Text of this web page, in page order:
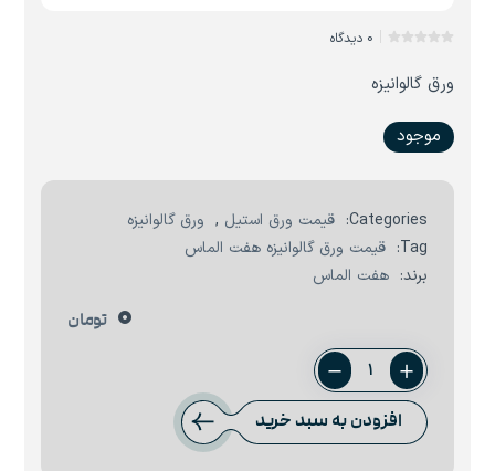
0 دیدگاه
ورق گالوانیزه
موجود
Categories: قیمت ورق استیل , ورق گالوانیزه
Tag:
قیمت ورق گالوانیزه هفت الماس
برند: هفت الماس
0 تومان
ورق
2
میل
افزودن به سبد خرید